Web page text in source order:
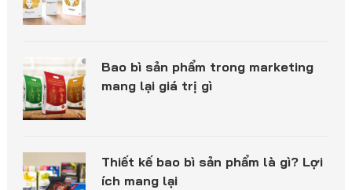
Bao bì sản phẩm trong marketing
mang lại giá trị gì
Thiết kế bao bì sản phẩm là gì? Lợi
ích mang lại